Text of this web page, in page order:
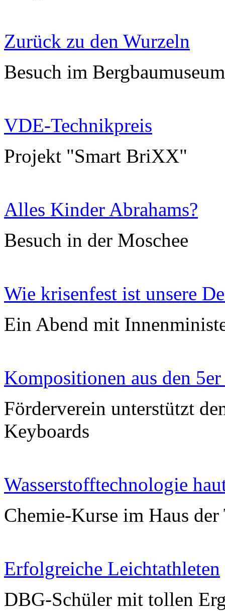
Zurück zu den Wurzeln
Besuch im
VDE-Technikpreis
Projekt "Smart BriXX"
Alles Kinder Abrahams?
Besuch in der Moschee
Wie krisenfest ist unsere
Ein Abend mit
Kompositionen aus den
Förderverein unterstützt
Keyboards
Wasserstofftechnologie
Chemie-Kurse im Haus der
Erfolgreiche Leichtathleten
DBG-Schüler mit tollen